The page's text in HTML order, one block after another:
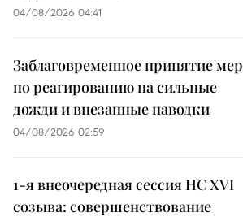
04/08/2026 04:41
Заблаговременное принятие мер
по реагированию на сильные
дожди и внезапные паводки
04/08/2026 02:59
1-я внеочередная сессия НС XVI
созыва: совершенствование